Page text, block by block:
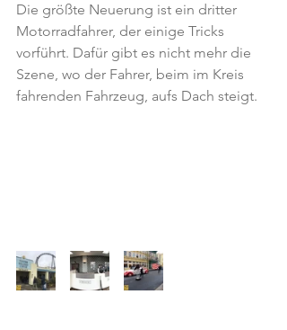
Die größte Neuerung ist ein dritter
Motorradfahrer, der einige Tricks
vorführt. Dafür gibt es nicht mehr die
Szene, wo der Fahrer, beim im Kreis
fahrenden Fahrzeug, aufs Dach steigt.